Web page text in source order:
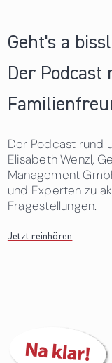
Geht's a
Der
Der Podcast rund
Elisabeth Wenzl,
Management
und Experten zu
Fragestellungen.
Jetzt reinhören